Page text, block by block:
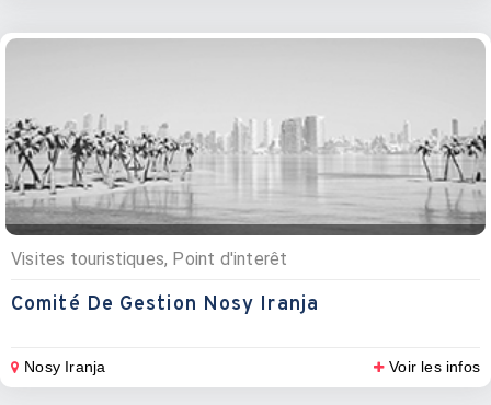
Visites touristiques, Point d'interêt
Comité De Gestion Nosy Iranja
Nosy Iranja Voir les infos